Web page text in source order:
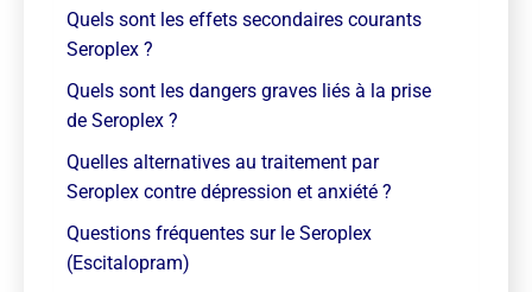
Quels sont les effets secondaires courants
Seroplex ?
Quels sont les dangers graves liés à la prise
de Seroplex ?
Quelles alternatives au traitement par
Seroplex contre dépression et anxiété ?
Questions fréquentes sur le Seroplex
(Escitalopram)